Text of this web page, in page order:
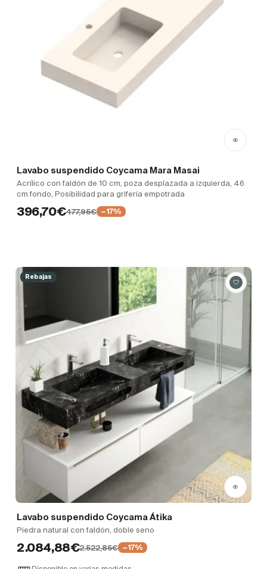
Lavabo suspendido Coycama Mara Masai
Acrílico con faldón de 10 cm, poza desplazada a izquierda, 46
cm fondo, Posibilidad para grifería empotrada
396,70€477,95€ −17%
Rebajas
Lavabo suspendido Coycama Átika
Piedra natural con faldón, doble seno
2.084,88€2.522,85€ −17%